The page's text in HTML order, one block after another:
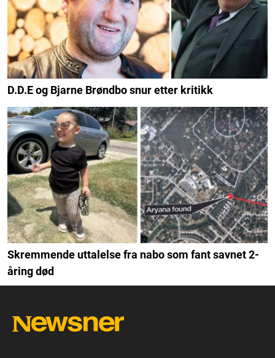
D.D.E og Bjarne Brøndbo snur etter kritikk
Skremmende uttalelse fra nabo som fant savnet 2-
åring død